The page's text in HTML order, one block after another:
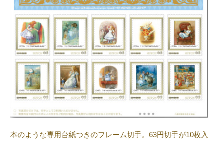
本のような専用台紙つきのフレーム切手。63円切手が10枚入